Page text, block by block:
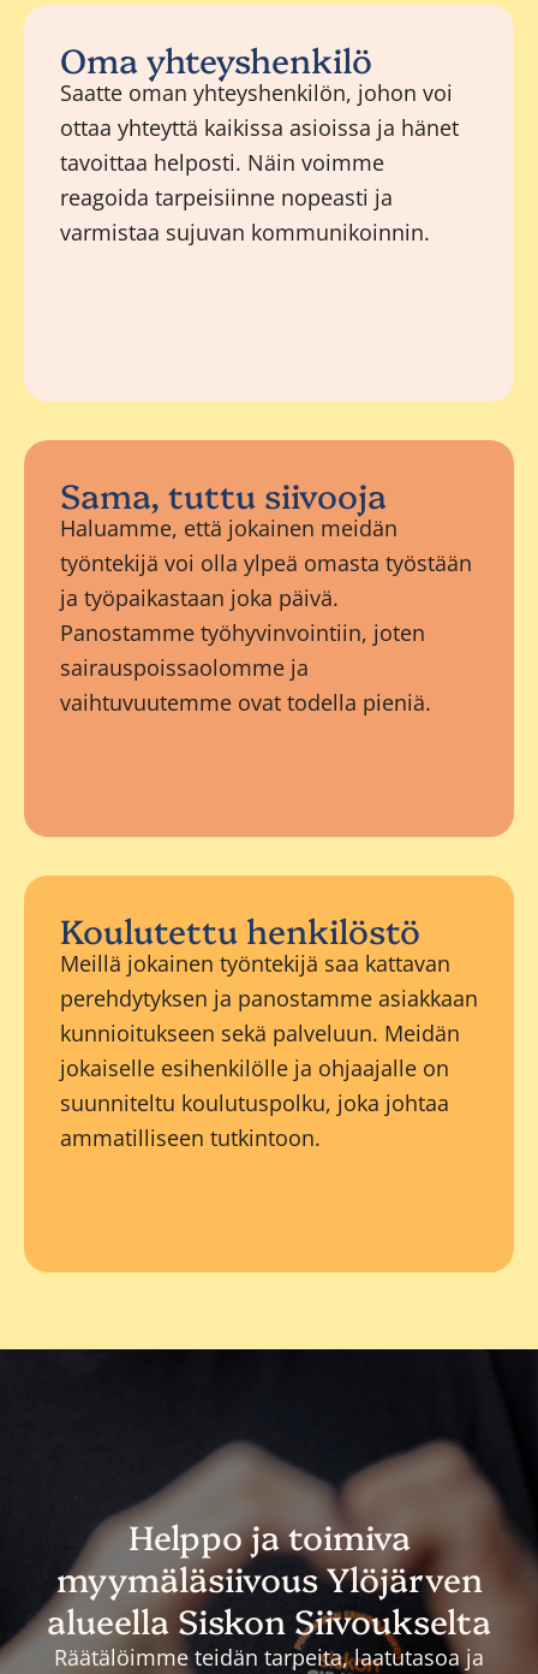
Oma yhteyshenkilö
Saatte oman yhteyshenkilön, johon voi
ottaa yhteyttä kaikissa asioissa ja hänet
tavoittaa helposti. Näin voimme
reagoida tarpeisiinne nopeasti ja
varmistaa sujuvan kommunikoinnin.
Sama, tuttu siivooja
Haluamme, että jokainen meidän
työntekijä voi olla ylpeä omasta työstään
ja työpaikastaan joka päivä.
Panostamme työhyvinvointiin, joten
sairauspoissaolomme ja
vaihtuvuutemme ovat todella pieniä.
Koulutettu henkilöstö
Meillä jokainen työntekijä saa kattavan
perehdytyksen ja panostamme asiakkaan
kunnioitukseen sekä palveluun. Meidän
jokaiselle esihenkilölle ja ohjaajalle on
suunniteltu koulutuspolku, joka johtaa
ammatilliseen tutkintoon.
Helppo ja toimiva
myymäläsiivous Ylöjärven
alueella Siskon Siivoukselta
Räätälöimme teidän tarpeita, laatutasoa ja